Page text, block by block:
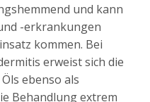
und kann
-erkrankungen
kommen. Bei
erweist sich die
ebenso als
Behandlung extrem